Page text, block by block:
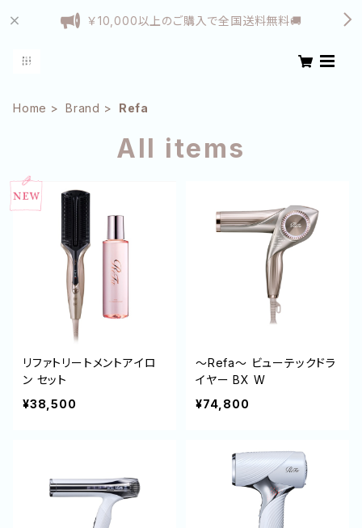
￥10,000以上のご購入で全国送料無料🚚
Home Brand Refa
All items
リファトリートメントアイロ
ン セット
¥38,500
～Refa～ ビューテックドラ
イヤー BX W
¥74,800